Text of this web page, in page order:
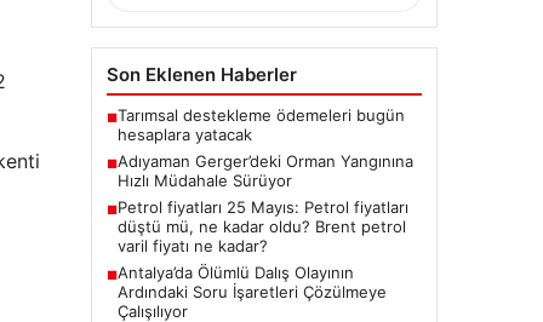
Son Eklenen Haberler
■Tarımsal destekleme ödemeleri bugün
hesaplara yatacak
■Adıyaman Gerger’deki Orman Yangınına
Hızlı Müdahale Sürüyor
■Petrol fiyatları 25 Mayıs: Petrol fiyatları
düştü mü, ne kadar oldu? Brent petrol
varil fiyatı ne kadar?
■Antalya’da Ölümlü Dalış Olayının
Ardındaki Soru İşaretleri Çözülmeye
Çalışılıyor